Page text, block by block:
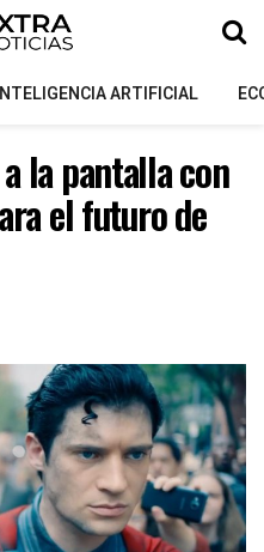
ARTIFICIAL
la pantalla con
el futuro de